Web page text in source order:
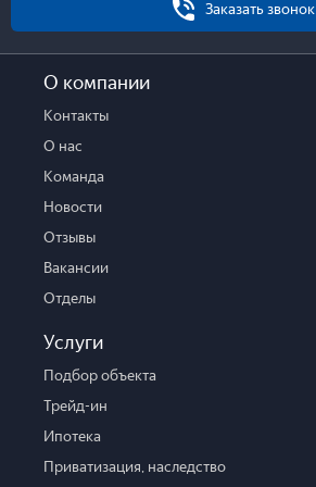
Заказать звонок
О компании
Контакты
О нас
Команда
Новости
Отзывы
Вакансии
Отделы
Услуги
Подбор объекта
Трейд-ин
Ипотека
Приватизация, наследство